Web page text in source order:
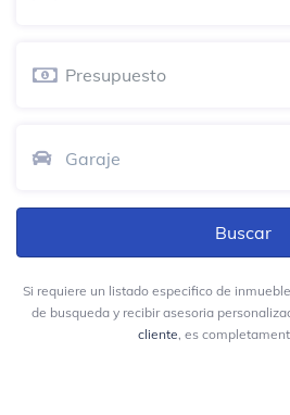
Tienda de comestibles
Diag. 51 B # 39 - 44
OdontoSOMER
Dentista
Garaje
Si requiere un listado especifico de
de busqueda y recibir asesoria
cliente, es